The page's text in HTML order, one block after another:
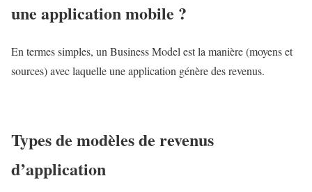
une application mobile ?
En termes simples, un Business Model est la manière (moyens et
sources) avec laquelle une application génère des revenus.
Types de modèles de revenus
d’application